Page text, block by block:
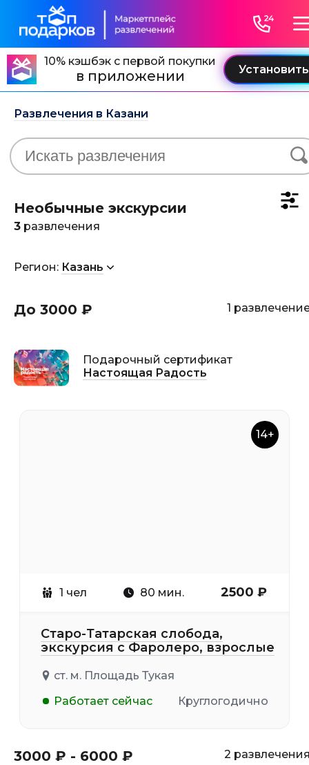
10% кэшбэк с первой покупки
в приложении
Развлечения в Казани
Необычные экскурсии
3 развлечения
Регион: Казань
До 3000 ₽ 1
Подарочный сертификат
Настоящая Радость
14+
1 чел 80 мин. 2500 ₽
Старо-Татарская слобода,
экскурсия с Фаролеро, взрослые
ст. м. Площадь Тукая
Работает сейчас
Круглогодично
3000 ₽ - 6000 ₽ 2